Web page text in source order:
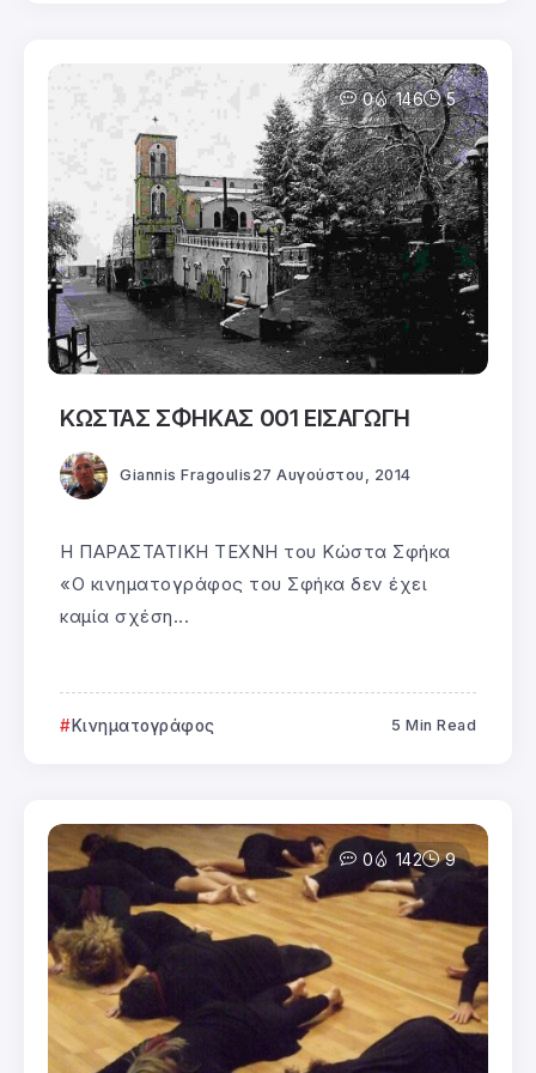
0 146 5
ΚΩΣΤΑΣ ΣΦΗΚΑΣ 001 ΕΙΣΑΓΩΓΗ
Giannis Fragoulis 27 Αυγούστου, 2014
Η ΠΑΡΑΣΤΑΤΙΚΗ ΤΕΧΝΗ του Κώστα Σφήκα
«Ο κινηματογράφος του Σφήκα δεν έχει
καμία σχέση...
Κινηματογράφος 5 Min Read
0 142 9